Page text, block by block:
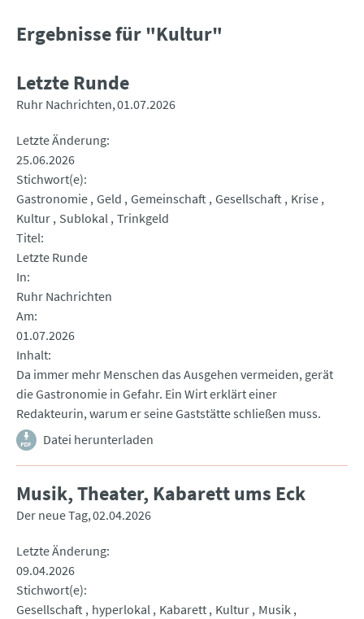
Ergebnisse für "Kultur"
Letzte Runde
Ruhr Nachrichten 01.07.2026
Letzte Änderung
25.06.2026
Stichwort(e)
Gastronomie Geld Gemeinschaft Gesellschaft Krise
Kultur Sublokal Trinkgeld
Titel
Letzte Runde
In
Ruhr Nachrichten
Am
01.07.2026
Inhalt
Da immer mehr Menschen das Ausgehen vermeiden, gerät
die Gastronomie in Gefahr. Ein Wirt erklärt einer
Redakteurin, warum er seine Gaststätte schließen muss.
Datei herunterladen
Musik, Theater, Kabarett ums Eck
Der neue Tag 02.04.2026
Letzte Änderung
09.04.2026
Stichwort(e)
Gesellschaft hyperlokal Kabarett Kultur Musik